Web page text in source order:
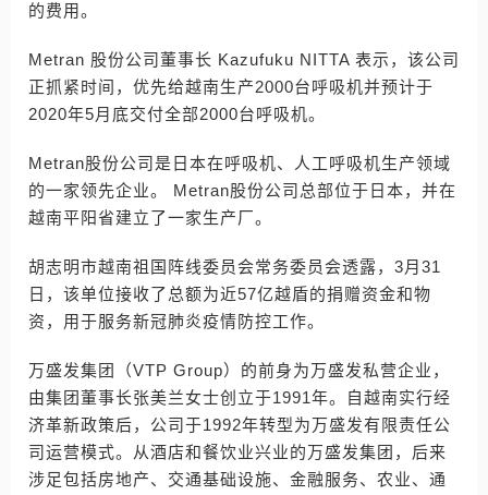
的费用。
Metran 股份公司董事长 Kazufuku NITTA 表示，该公司
正抓紧时间，优先给越南生产2000台呼吸机并预计于
2020年5月底交付全部2000台呼吸机。
Metran股份公司是日本在呼吸机、人工呼吸机生产领域
的一家领先企业。 Metran股份公司总部位于日本，并在
越南平阳省建立了一家生产厂。
胡志明市越南祖国阵线委员会常务委员会透露，3月31
日，该单位接收了总额为近57亿越盾的捐赠资金和物
资，用于服务新冠肺炎疫情防控工作。
万盛发集团（VTP Group）的前身为万盛发私营企业，
由集团董事长张美兰女士创立于1991年。自越南实行经
济革新政策后，公司于1992年转型为万盛发有限责任公
司运营模式。从酒店和餐饮业兴业的万盛发集团，后来
涉足包括房地产、交通基础设施、金融服务、农业、通